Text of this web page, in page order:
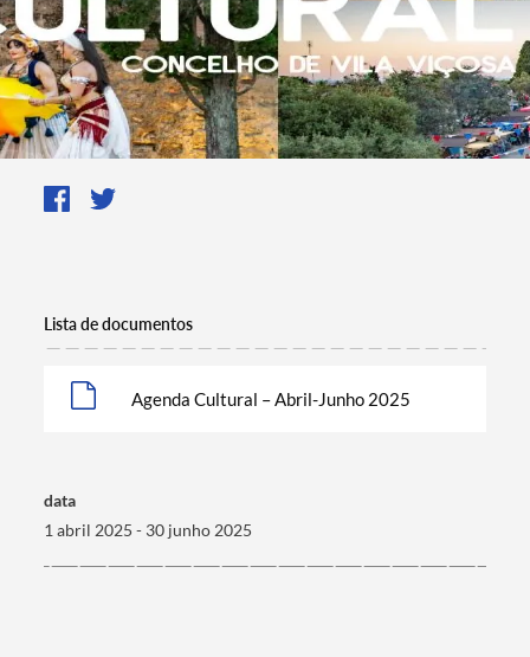
Lista de documentos
Agenda Cultural – Abril-Junho 2025
data
1 abril 2025 - 30 junho 2025